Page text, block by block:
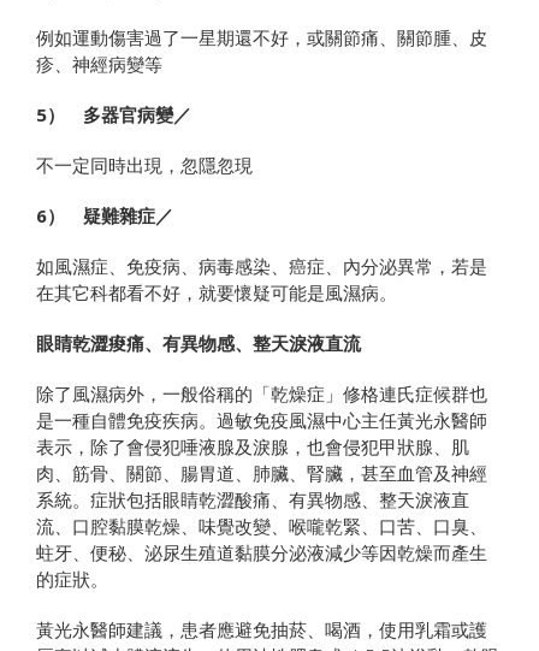
例如運動傷害過了一星期還不好，或關節痛、關節腫、皮
疹、神經病變等
5） 多器官病變／
不一定同時出現，忽隱忽現
6） 疑難雜症／
如風濕症、免疫病、病毒感染、癌症、內分泌異常，若是
在其它科都看不好，就要懷疑可能是風濕病。
眼睛乾澀痠痛、有異物感、整天淚液直流
除了風濕病外，一般俗稱的「乾燥症」修格連氏症候群也
是一種自體免疫疾病。過敏免疫風濕中心主任黃光永醫師
表示，除了會侵犯唾液腺及淚腺，也會侵犯甲狀腺、肌
肉、筋骨、關節、腸胃道、肺臟、腎臟，甚至血管及神經
系統。症狀包括眼睛乾澀酸痛、有異物感、整天淚液直
流、口腔黏膜乾燥、味覺改變、喉嚨乾緊、口苦、口臭、
蛀牙、便秘、泌尿生殖道黏膜分泌液減少等因乾燥而產生
的症狀。
黃光永醫師建議，患者應避免抽菸、喝酒，使用乳霜或護